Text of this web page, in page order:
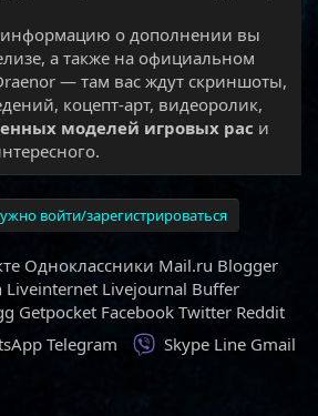
о дополнении вы
а также на официальном
— там вас ждут скриншоты,
коцепт-арт, видеоролик,
моделей игровых рас и
войти/зарегистрироваться
Одноклассники Mail.ru Blogger
Liveinternet Livejournal Buffer
Getpocket Facebook Twitter Reddit
Telegram Viber
Skype Line Gmail